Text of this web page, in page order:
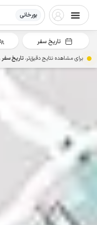
بورخانی
تاریخ سفر
برای مشاهده نتایج دقیق‌تر، تاریخ سفر